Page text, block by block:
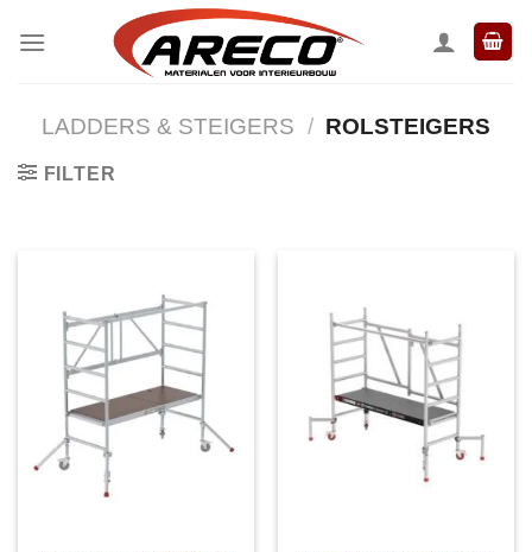
naar
LADDERS & STEIGERS / ROLSTEIGERS
FILTER